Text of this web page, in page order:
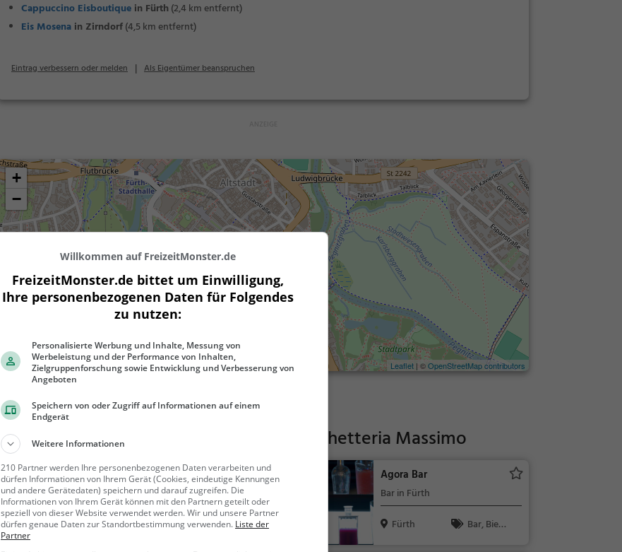
Cappuccino Eisboutique in Fürth (2,4 km entfernt)
Eis Mosena in Zirndorf(4,5 km entfernt)
Eintrag verbessern oder melden | Als Eigentümer beanspruchen
+
−
300 m
1000 ft
Leaflet | ©OpenStreetMap contributors
Gaststätten in der Nähe von Eiscafé Bruschetteria Massimo
Cafe Luise
Café in Fürth
Fürth
Café, Kaff
Agora Bar
Bar in Fürth
Fürth
Bar, Bier,
Willkommen auf FreizeitMonster.de
FreizeitMonster.de bittet um Einwilligung,
Ihre personenbezogenen Daten für Folgendes
zu nutzen:
Personalisierte Werbung und Inhalte, Messung von
Werbeleistung und der Performance von Inhalten,
Zielgruppenforschung sowie Entwicklung und Verbesserung von
Angeboten
Speichern von oder Zugriff auf Informationen auf einem
Endgerät
Weitere Informationen
210 Partner werden Ihre personenbezogenen Daten verarbeiten und
dürfen Informationen von Ihrem Gerät (Cookies, eindeutige Kennungen
und andere Gerätedaten) speichern und darauf zugreifen. Die
Informationen von Ihrem Gerät können mit den Partnern geteilt oder
speziell von dieser Website verwendet werden. Wir und unsere Partner
dürfen genaue Daten zur Standortbestimmung verwenden. Liste der
Partner